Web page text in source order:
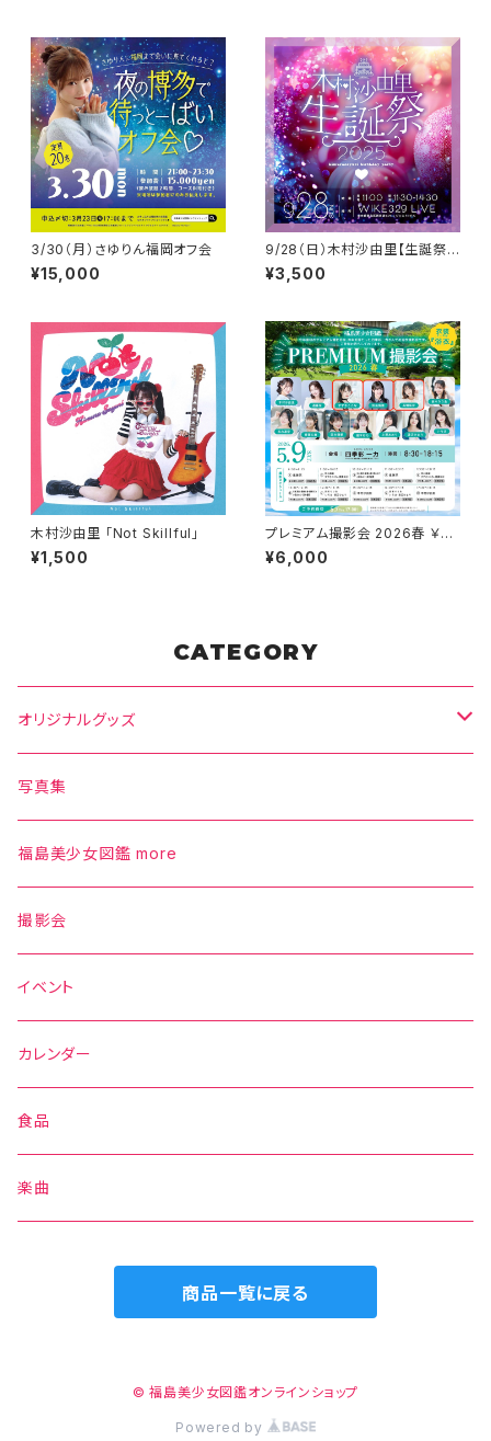
3/30（月）さゆりん福岡オフ会
¥15,000
9/28（日）木村沙由里【生誕祭】
2025 in 東京
¥3,500
木村沙由里 「Not Skillful」
¥1,500
プレミアム撮影会 2026春 ￥60
00枠
¥6,000
CATEGORY
オリジナルグッズ
Tシャツ
タオル
パーカー
スウェット
バッグ
帽子
写真集
福島美少女図鑑 more
撮影会
イベント
カレンダー
食品
楽曲
商品一覧に戻る
© 福島美少女図鑑オンラインショップ
Powered by